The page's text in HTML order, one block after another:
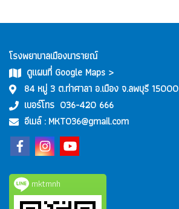
โรงพยาบาลเมืองนารายณ์
ดูแผนที่ Google Maps >
84 หมู่ 3 ต.ท่าศาลา อ.เมือง จ.ลพบุรี 15000
เบอร์โทร 036-420 666
อีเมล์ : MKT036@gmail.com
mktmnh